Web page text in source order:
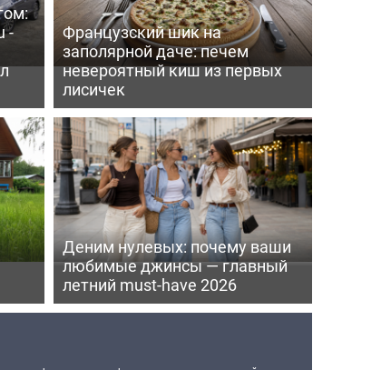
-
Французский шик на
заполярной даче: печем
невероятный киш из первых
лисичек
Деним нулевых: почему ваши
любимые джинсы — главный
летний must-have 2026